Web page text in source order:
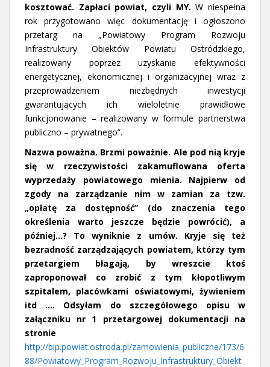
kosztować. Zapłaci powiat, czyli MY. W niespełna
rok przygotowano więc dokumentację i ogłoszono
przetarg na „Powiatowy Program Rozwoju
Infrastruktury Obiektów Powiatu Ostródzkiego,
realizowany poprzez uzyskanie efektywności
energetycznej, ekonomicznej i organizacyjnej wraz z
przeprowadzeniem niezbędnych inwestycji
gwarantujących ich wieloletnie prawidłowe
funkcjonowanie – realizowany w formule partnerstwa
publiczno – prywatnego”.
Nazwa poważna. Brzmi poważnie. Ale pod nią kryje
się w rzeczywistości zakamuflowana oferta
wyprzedaży powiatowego mienia. Najpierw od
zgody na zarządzanie nim w zamian za tzw.
„opłatę za dostępność” (do znaczenia tego
określenia warto jeszcze będzie powrócić), a
później…? To wyniknie z umów. Kryje się też
bezradność zarządzających powiatem, którzy tym
przetargiem błagają, by wreszcie ktoś
zaproponował co zrobić z tym kłopotliwym
szpitalem, placówkami oświatowymi, żywieniem
itd …. Odsyłam do szczegółowego opisu w
załączniku nr 1 przetargowej dokumentacji na
stronie
http://bip.powiat.ostroda.pl/zamowienia_publiczne/173/6
88/Powiatowy_Program_Rozwoju_Infrastruktury_Obiekt